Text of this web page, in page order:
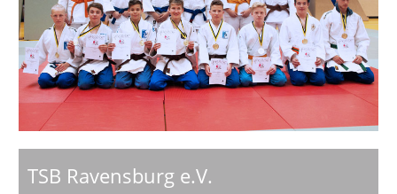
TSB Ravensburg e.V.